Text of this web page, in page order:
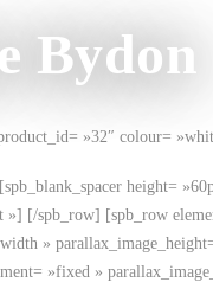
Bydon
»32″ colour=
height=
»] [/spb_row] [spb_row
»
»fixed »